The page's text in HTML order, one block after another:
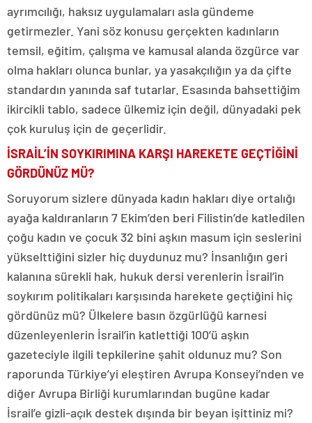
ayrımcılığı, haksız uygulamaları asla gündeme
getirmezler. Yani söz konusu gerçekten kadınların
temsil, eğitim, çalışma ve kamusal alanda özgürce var
olma hakları olunca bunlar, ya yasakçılığın ya da çifte
standardın yanında saf tutarlar. Esasında bahsettiğim
ikircikli tablo, sadece ülkemiz için değil, dünyadaki pek
çok kuruluş için de geçerlidir.
İSRAİL’İN SOYKIRIMINA KARŞI HAREKETE GEÇTİĞİNİ
GÖRDÜNÜZ MÜ?
Soruyorum sizlere dünyada kadın hakları diye ortalığı
ayağa kaldıranların 7 Ekim’den beri Filistin’de katledilen
çoğu kadın ve çocuk 32 bini aşkın masum için seslerini
yükselttiğini sizler hiç duydunuz mu? İnsanlığın geri
kalanına sürekli hak, hukuk dersi verenlerin İsrail’in
soykırım politikaları karşısında harekete geçtiğini hiç
gördünüz mü? Ülkelere basın özgürlüğü karnesi
düzenleyenlerin İsrail’in katlettiği 100’ü aşkın
gazeteciyle ilgili tepkilerine şahit oldunuz mu? Son
raporunda Türkiye’yi eleştiren Avrupa Konseyi’nden ve
diğer Avrupa Birliği kurumlarından bugüne kadar
İsrail’e gizli-açık destek dışında bir beyan işittiniz mi?